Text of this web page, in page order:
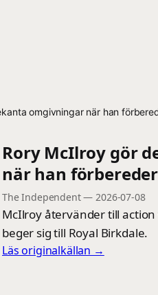
omgivningar när han
Rory McIlroy gör
när han
The Independent—2026-07-08
McIlroy återvänder till
beger sig till Royal Birkdale.
Läs originalkällan →